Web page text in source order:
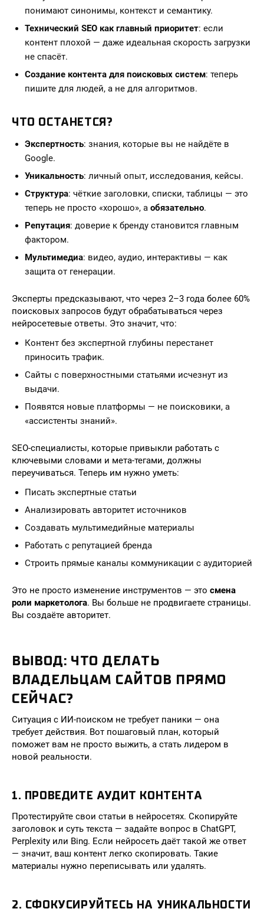
понимают синонимы, контекст и семантику.
Технический SEO как главный приоритет: если
контент плохой — даже идеальная скорость загрузки
не спасёт.
Создание контента для поисковых систем: теперь
пишите для людей, а не для алгоритмов.
ЧТО ОСТАНЕТСЯ?
Экспертность: знания, которые вы не найдёте в
Google.
Уникальность: личный опыт, исследования, кейсы.
Структура: чёткие заголовки, списки, таблицы — это
теперь не просто «хорошо», а обязательно.
Репутация: доверие к бренду становится главным
фактором.
Мультимедиа: видео, аудио, интерактивы — как
защита от генерации.
Эксперты предсказывают, что через 2–3 года более 60%
поисковых запросов будут обрабатываться через
нейросетевые ответы. Это значит, что:
Контент без экспертной глубины перестанет
приносить трафик.
Сайты с поверхностными статьями исчезнут из
выдачи.
Появятся новые платформы — не поисковики, а
«ассистенты знаний».
SEO-специалисты, которые привыкли работать с
ключевыми словами и мета-тегами, должны
переучиваться. Теперь им нужно уметь:
Писать экспертные статьи
Анализировать авторитет источников
Создавать мультимедийные материалы
Работать с репутацией бренда
Строить прямые каналы коммуникации с аудиторией
Это не просто изменение инструментов — это смена
роли маркетолога. Вы больше не продвигаете страницы.
Вы создаёте авторитет.
ВЫВОД: ЧТО ДЕЛАТЬ
ВЛАДЕЛЬЦАМ САЙТОВ ПРЯМО
СЕЙЧАС?
Ситуация с ИИ-поиском не требует паники — она
требует действия. Вот пошаговый план, который
поможет вам не просто выжить, а стать лидером в
новой реальности.
1. ПРОВЕДИТЕ АУДИТ КОНТЕНТА
Протестируйте свои статьи в нейросетях. Скопируйте
заголовок и суть текста — задайте вопрос в ChatGPT,
Perplexity или Bing. Если нейросеть даёт такой же ответ
— значит, ваш контент легко скопировать. Такие
материалы нужно переписывать или удалять.
2. СФОКУСИРУЙТЕСЬ НА УНИКАЛЬНОСТИ